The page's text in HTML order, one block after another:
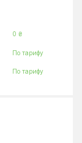
0 ₴
По тарифу
По тарифу